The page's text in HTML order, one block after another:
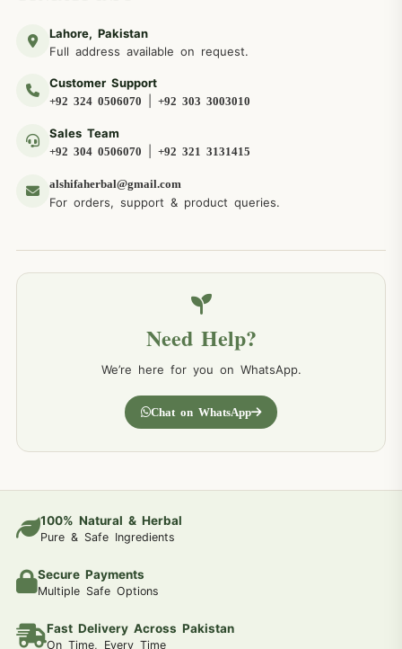
Lahore, Pakistan
Full address available on request.
Customer Support
+92 324 0506070 +92 303 3003010
Sales Team
+92 304 0506070 +92 321 3131415
alshifaherbal@gmail.com
For orders, support & product queries.
Need Help?
We’re here for you on WhatsApp.
Chat on WhatsApp
100% Natural & Herbal
Pure & Safe Ingredients
Secure Payments
Multiple Safe Options
Fast Delivery Across Pakistan
On Time, Every Time